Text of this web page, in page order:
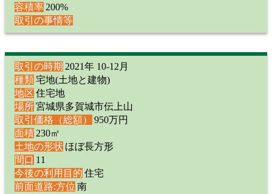
容積率200%
取引の事情等
取引の時期 2021年 10-12月
種類 宅地(土地と建物)
地区 住宅地
場所宮城県多賀城市伝上山
取引価格（総額）
950万円
面積230㎡
土地の形状 ほぼ長方形
間口 11
今後の利用目的 住宅
前面道路:方位 南